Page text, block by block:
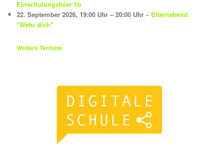
Einschulungsfeier 1b
22. September 2026, 19:00 Uhr – 20:00 Uhr – Elternabend
"Wehr dich"
Weitere Termine